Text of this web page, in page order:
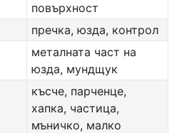
повърхност
пречка, юзда, контрол
металната част на
юзда, мундщук
късче, парченце,
хапка, частица,
мъничко, малко